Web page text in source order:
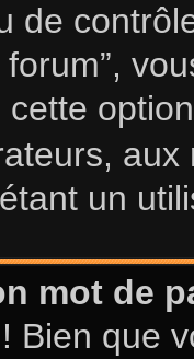
de
cette
un
mot de
Bien que